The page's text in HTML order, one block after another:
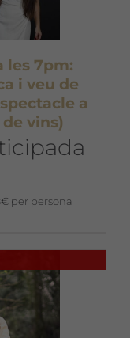
les 7pm:
i veu de
a
vins)
per persona